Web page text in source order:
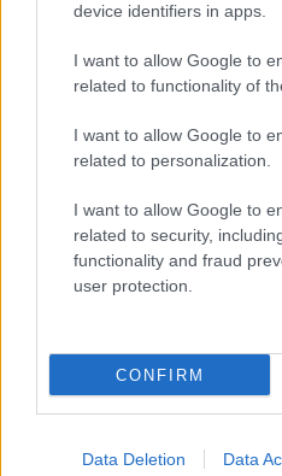
device identifiers in apps.
I want to allow Google to
related to functionality of
I want to allow Google to
related to personalization.
I want to allow Google to
related to security,
functionality and fraud
user protection.
CONFIRM
Data Deletion Data
CZUNYINÉ HARCA A
FIÓKJÁT
Nem vicc! A Fidesz maradéka
szolgáltatást használt, hogy